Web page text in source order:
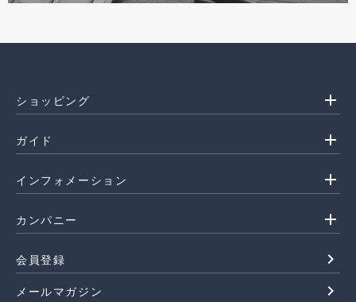
ショッピング add
ガイド add
インフォメーション add
カンパニー add
会員登録 navigate_next
メールマガジン navigate_next